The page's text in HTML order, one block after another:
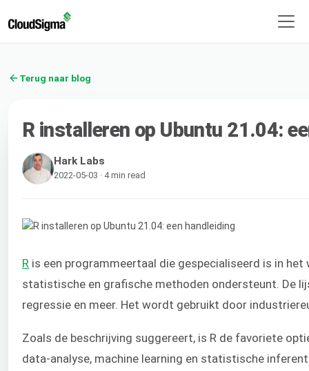
Terug naar blog
R installeren op Ubuntu 21.04:
Hark Labs
2022-05-03 · 4 min read
R is een programmeertaal die gespecialiseerd is in
statistische en grafische methoden ondersteunt. De
regressie en meer. Het wordt gebruikt door
Zoals de beschrijving suggereert, is R de favoriete
data-analyse, machine learning en statistische